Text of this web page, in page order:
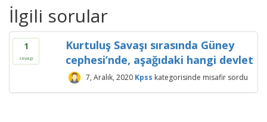
İlgili sorular
1
cevap
Kurtuluş Savaşı sırasında Güney
cephesi’nde, aşağıdaki hangi devlet
7, Aralık, 2020 Kpss kategorisinde misafir sordu